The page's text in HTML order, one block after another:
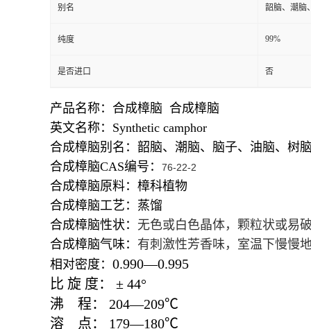
别名 韶脑、潮脑
纯度 99%
是否进口 否
产品名称：合成樟脑 合成樟脑
英文名称：Synthetic camphor
合成樟脑别名： 韶脑、潮脑、脑子、油脑、树
合成樟脑CAS编号：
76-22-2
合成樟脑原料： 樟科植物
合成樟脑工艺： 蒸馏
合成樟脑性状： 无色或白色晶体，颗粒状或易
合成樟脑气味： 有刺激性芳香味，室温下慢慢
相对密度： 0.990—0.995
比 旋 度： ± 44°
沸
程： 204—209℃
溶
点： 179—180℃